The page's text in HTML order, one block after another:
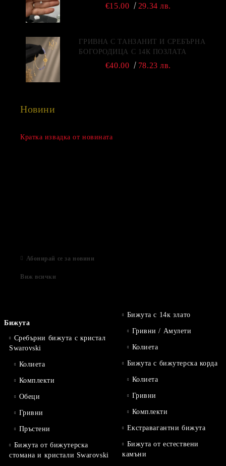
€15.00 29.34 лв.
ГРИВНА С ТАНЗАНИТ И СРЕБЪРНА
БОГОРОДИЦА С 14К ПОЗЛАТА
€40.00 78.23 лв.
Новини
Кратка извадка от новината
Абонирай се за новини
Виж всички
Бижута
Сребърни бижута с кристал
Swarovski
Колиета
Комплекти
Обеци
Гривни
Пръстени
Бижута от бижутерска
стомана и кристали Swarovski
Бижута с 14к злато
Гривни / Амулети
Колиета
Бижута с бижутерска корда
Колиета
Гривни
Комплекти
Екстравагантни бижута
Бижута от естествени
камъни